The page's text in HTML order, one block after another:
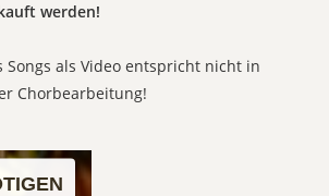
werden!
Songs als Video entspricht nicht in
Chorbearbeitung!